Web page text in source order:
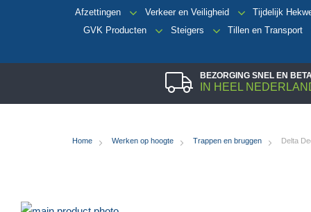
Afzettingen Verkeer en Veiligheid Tijdelijk
GVK Producten
Steigers Tillen en Transport
BEZORGING SNEL EN
IN HEEL
Home Werken op hoogte Trappen en bruggen Delta